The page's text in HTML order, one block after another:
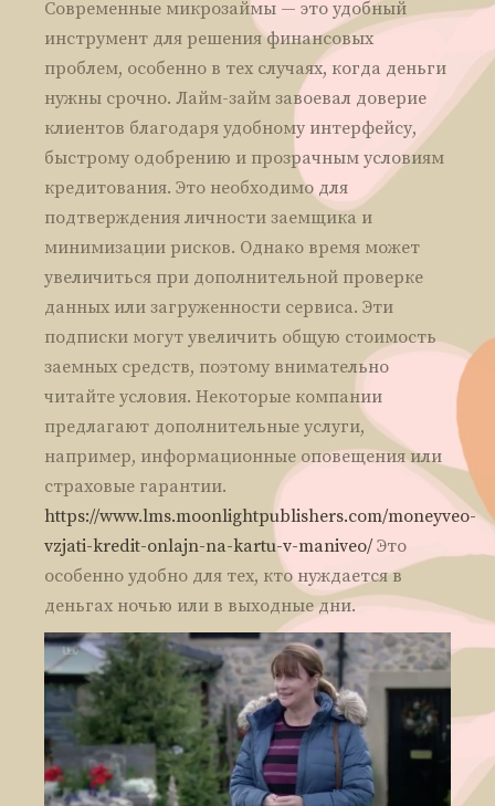
Современные микрозаймы — это удобный
инструмент для решения финансовых
проблем, особенно в тех случаях, когда деньги
нужны срочно. Лайм-займ завоевал доверие
клиентов благодаря удобному интерфейсу,
быстрому одобрению и прозрачным условиям
кредитования. Это необходимо для
подтверждения личности заемщика и
минимизации рисков. Однако время может
увеличиться при дополнительной проверке
данных или загруженности сервиса. Эти
подписки могут увеличить общую стоимость
заемных средств, поэтому внимательно
читайте условия. Некоторые компании
предлагают дополнительные услуги,
например, информационные оповещения или
страховые гарантии.
https://www.lms.moonlightpublishers.com/moneyveo-
vzjati-kredit-onlajn-na-kartu-v-maniveo/ Это
особенно удобно для тех, кто нуждается в
деньгах ночью или в выходные дни.